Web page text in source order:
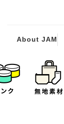
About JAM